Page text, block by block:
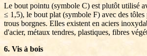
Le bout pointu (symbole C) est plutôt utilisé
≤ 1,5), le bout plat (symbole F) avec des tôles
trous borgnes. Elles existent en aciers
d'acier, métaux tendres, plastiques, fibres
6. Vis à bois